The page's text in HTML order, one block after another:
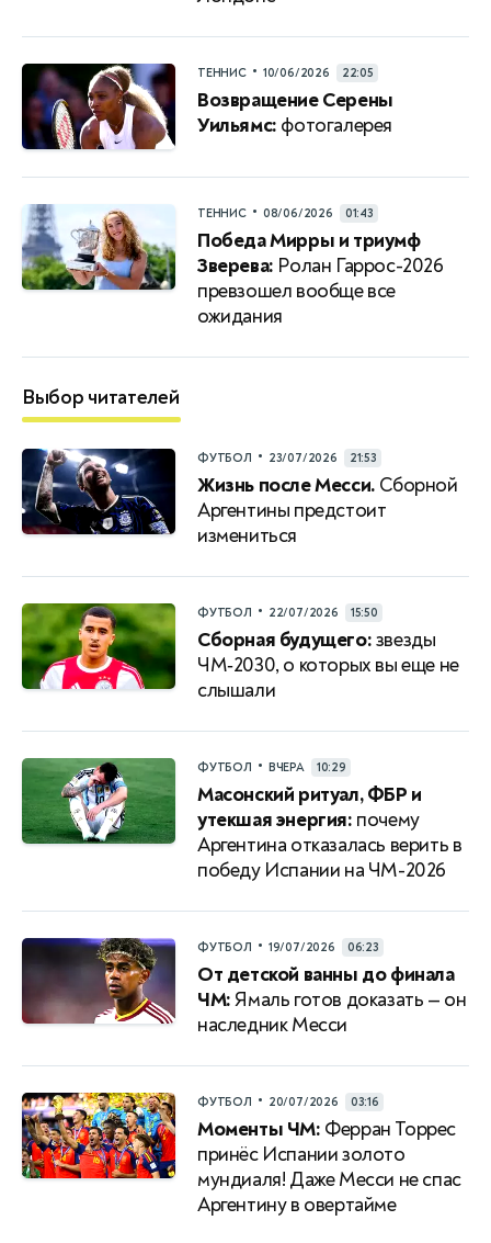
ТЕННИС • 10/06/2026 22:05
Возвращение Серены
Уильямс: фотогалерея
ТЕННИС • 08/06/2026 01:43
Победа Мирры и триумф
Зверева: Ролан Гаррос-2026
превзошел вообще все
ожидания
Выбор читателей
ФУТБОЛ • 23/07/2026 21:53
Жизнь после Месси. Сборной
Аргентины предстоит
измениться
ФУТБОЛ • 22/07/2026 15:50
Сборная будущего:звезды
ЧМ‑2030, о которых вы еще не
слышали
ФУТБОЛ • ВЧЕРА 10:29
Масонский ритуал, ФБР и
утекшая энергия: почему
Аргентина отказалась верить в
победу Испании на ЧМ-2026
ФУТБОЛ • 19/07/2026 06:23
От детской ванны до финала
ЧМ:Ямаль готов доказать — он
наследник Месси
ФУТБОЛ • 20/07/2026 03:16
Моменты ЧМ: Ферран Торрес
принёс Испании золото
мундиаля! Даже Месси не спас
Аргентину в овертайме